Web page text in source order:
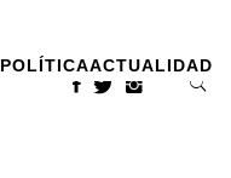
POLÍTICAACTUALIDAD